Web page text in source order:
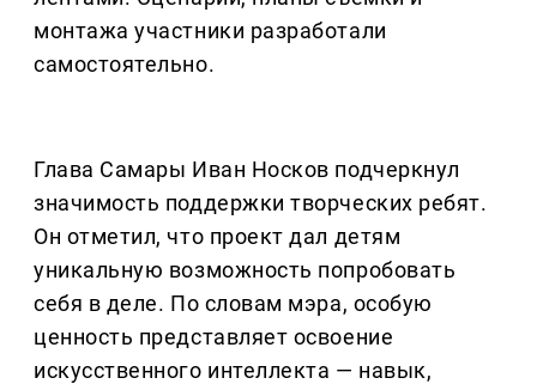
монтажа участники разработали
самостоятельно.
Глава Самары Иван Носков подчеркнул
значимость поддержки творческих ребят.
Он отметил, что проект дал детям
уникальную возможность попробовать
себя в деле. По словам мэра, особую
ценность представляет освоение
искусственного интеллекта — навык,